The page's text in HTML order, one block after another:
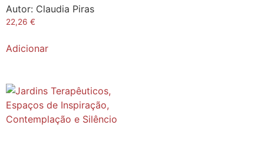
Autor: Claudia Piras
22,26 €
Adicionar